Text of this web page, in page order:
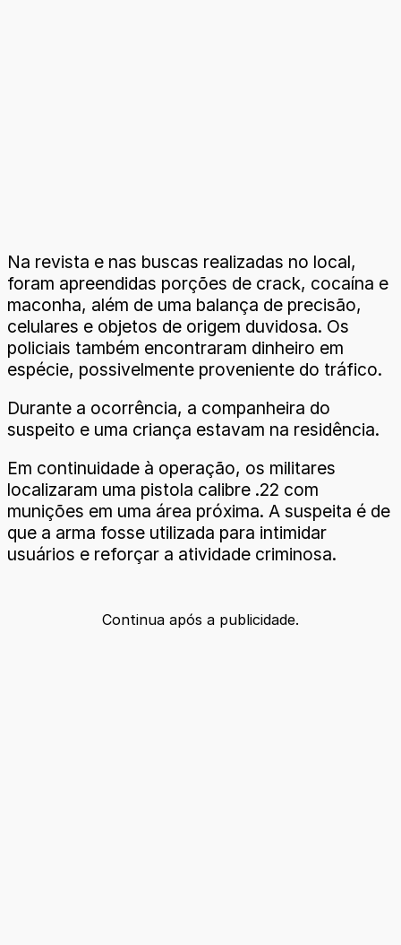
Na revista e nas buscas realizadas no local,
foram apreendidas porções de crack, cocaína e
maconha, além de uma balança de precisão,
celulares e objetos de origem duvidosa. Os
policiais também encontraram dinheiro em
espécie, possivelmente proveniente do tráfico.
Durante a ocorrência, a companheira do
suspeito e uma criança estavam na residência.
Em continuidade à operação, os militares
localizaram uma pistola calibre .22 com
munições em uma área próxima. A suspeita é de
que a arma fosse utilizada para intimidar
usuários e reforçar a atividade criminosa.
Continua após a publicidade.